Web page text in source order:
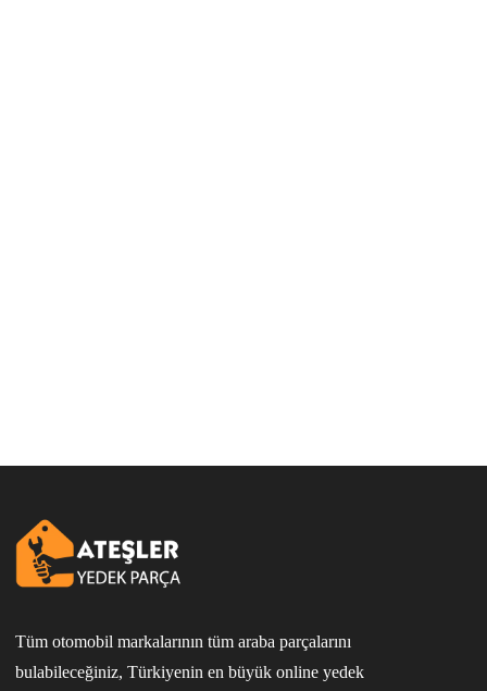
Tüm otomobil markalarının tüm araba parçalarını
bulabileceğiniz, Türkiyenin en büyük online yedek